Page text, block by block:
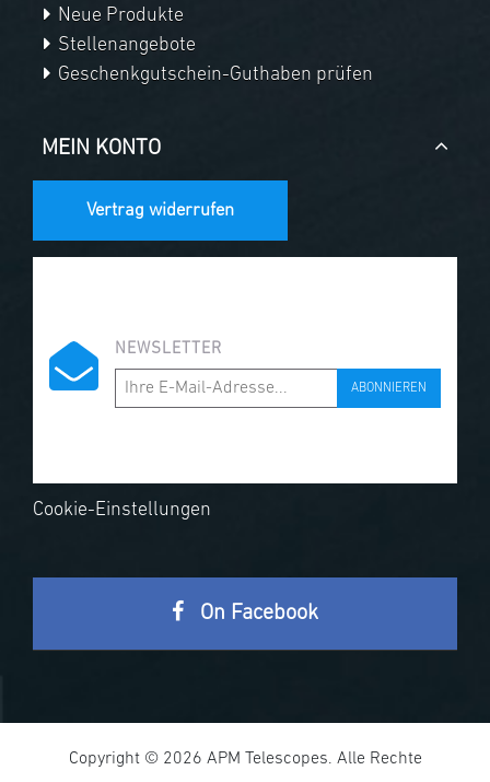
Neue Produkte
Stellenangebote
Geschenkgutschein-Guthaben prüfen
MEIN KONTO
Vertrag widerrufen
NEWSLETTER
ABONNIEREN
Cookie-Einstellungen
On Facebook
Copyright © 2026 APM Telescopes. Alle Rechte